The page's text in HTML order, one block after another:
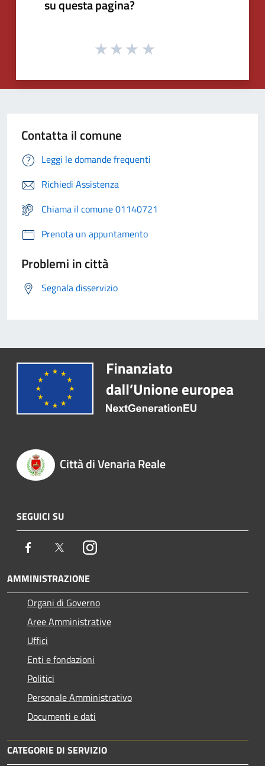
su questa pagina?
Contatta il comune
Leggi le domande frequenti
Richiedi Assistenza
Chiama il comune 01140721
Prenota un appuntamento
Problemi in città
Segnala disservizio
Città di Venaria Reale
SEGUICI SU
Facebook TwitterInstagram
AMMINISTRAZIONE
Organi di Governo
Aree Amministrative
Uffici
Enti e fondazioni
Politici
Personale Amministrativo
Documenti e dati
CATEGORIE DI SERVIZIO